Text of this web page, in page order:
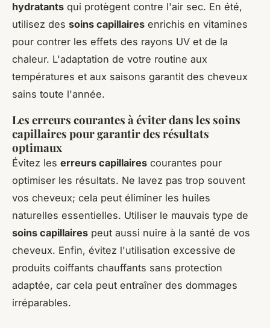
hydratants qui protègent contre l'air sec. En été,
utilisez des soins capillaires enrichis en vitamines
pour contrer les effets des rayons UV et de la
chaleur. L'adaptation de votre routine aux
températures et aux saisons garantit des cheveux
sains toute l'année.
Les erreurs courantes à éviter dans les soins
capillaires pour garantir des résultats
optimaux
Évitez les erreurs capillaires courantes pour
optimiser les résultats. Ne lavez pas trop souvent
vos cheveux; cela peut éliminer les huiles
naturelles essentielles. Utiliser le mauvais type de
soins capillaires peut aussi nuire à la santé de vos
cheveux. Enfin, évitez l'utilisation excessive de
produits coiffants chauffants sans protection
adaptée, car cela peut entraîner des dommages
irréparables.